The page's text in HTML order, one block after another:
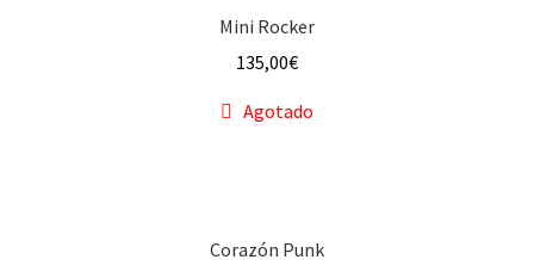
Mini Rocker
135,00€
Agotado
Corazón Punk